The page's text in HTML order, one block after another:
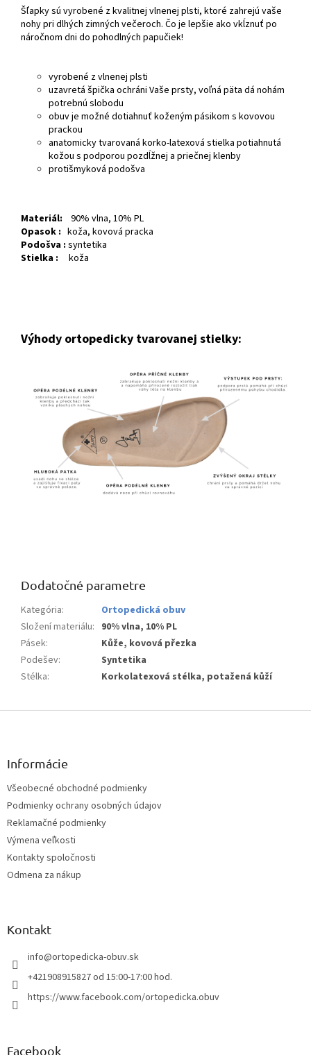
Šľapky sú vyrobené z kvalitnej vlnenej plsti, ktoré zahrejú vaše
nohy pri dlhých zimných večeroch. Čo je lepšie ako vkĺznuť po
náročnom dni do pohodlných papučiek!
vyrobené z vlnenej plsti
uzavretá špička ochráni Vaše prsty, voľná päta dá nohám
potrebnú slobodu
obuv je možné dotiahnuť koženým pásikom s kovovou
prackou
anatomicky tvarovaná korko-latexová stielka potiahnutá
kožou s podporou pozdĺžnej a priečnej klenby
protišmyková podošva
Materiál: 90% vlna, 10% PL
Opasok : koža, kovová pracka
Podošva : syntetika
Stielka :
koža
Výhody ortopedicky tvarovanej stielky:
Dodatočné parametre
Kategória:
Ortopedická obuv
Složení materiálu: 90% vlna, 10% PL
Pásek:
Kůže, kovová přezka
Podešev:
Syntetika
Stélka: Korkolatexová stélka, potažená kůží
Informácie
Všeobecné obchodné podmienky
Podmienky ochrany osobných údajov
Reklamačné podmienky
Výmena veľkosti
Kontakty spoločnosti
Odmena za nákup
Kontakt
info@ortopedicka-obuv.sk
+421908915827 od 15:00-17:00 hod.
https://www.facebook.com/ortopedicka.obuv
Facebook